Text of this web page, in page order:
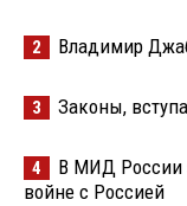
2 Владимир
3 Законы,
4
В МИД России
войне с Россией